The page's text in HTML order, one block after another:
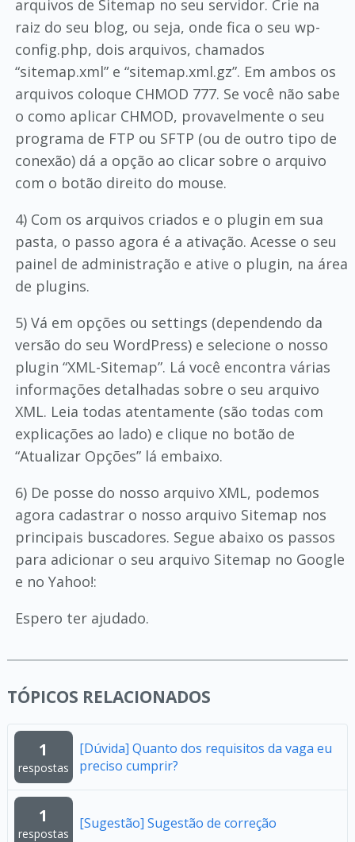
arquivos de Sitemap no seu servidor. Crie na
raiz do seu blog, ou seja, onde fica o seu wp-
config.php, dois arquivos, chamados
“sitemap.xml” e “sitemap.xml.gz”. Em ambos os
arquivos coloque CHMOD 777. Se você não sabe
o como aplicar CHMOD, provavelmente o seu
programa de FTP ou SFTP (ou de outro tipo de
conexão) dá a opção ao clicar sobre o arquivo
com o botão direito do mouse.
4) Com os arquivos criados e o plugin em sua
pasta, o passo agora é a ativação. Acesse o seu
painel de administração e ative o plugin, na área
de plugins.
5) Vá em opções ou settings (dependendo da
versão do seu WordPress) e selecione o nosso
plugin “XML-Sitemap”. Lá você encontra várias
informações detalhadas sobre o seu arquivo
XML. Leia todas atentamente (são todas com
explicações ao lado) e clique no botão de
“Atualizar Opções” lá embaixo.
6) De posse do nosso arquivo XML, podemos
agora cadastrar o nosso arquivo Sitemap nos
principais buscadores. Segue abaixo os passos
para adicionar o seu arquivo Sitemap no Google
e no Yahoo!:
Espero ter ajudado.
TÓPICOS RELACIONADOS
1
respostas
[Dúvida] Quanto dos requisitos da vaga eu
preciso cumprir?
1
respostas
[Sugestão] Sugestão de correção